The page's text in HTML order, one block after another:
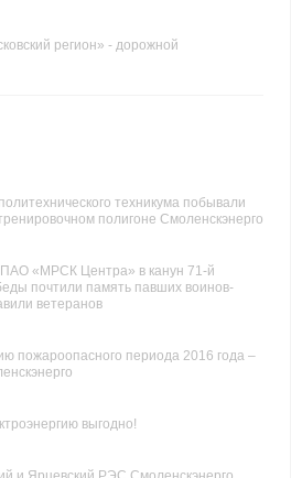
регион» - дорожной
техникума побывали
полигоне Смоленскэнерго
ПАО «МРСК Центра» в канун 71-й
почтили память павших воинов-
ветеранов
пожароопасного периода 2016 года –
выгодно!